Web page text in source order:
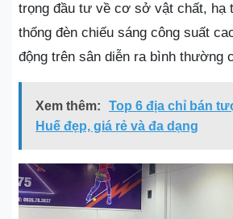
trọng đầu tư về cơ sở vật chất, hạ
thống đèn chiếu sáng công suất
động trên sân diễn ra bình thường
Xem thêm:
Top 6 địa chỉ bán
Huế đẹp, giá rẻ và đa dạng